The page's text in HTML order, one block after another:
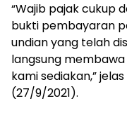
“Wajib pajak cukup
bukti pembayaran
undian yang telah
langsung
kami sediakan,”
(27/9/2021).